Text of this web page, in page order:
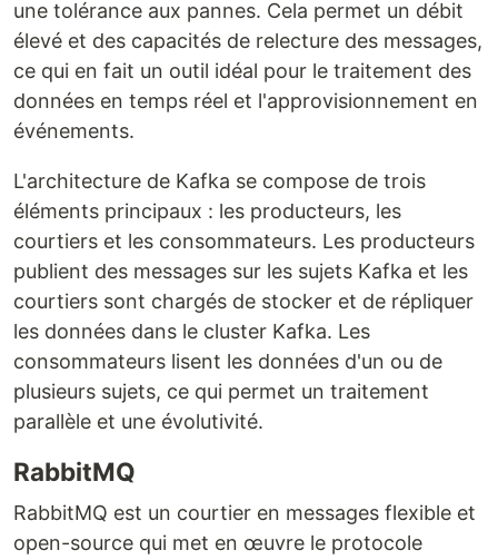
une tolérance aux pannes. Cela permet un débit
élevé et des capacités de relecture des messages,
ce qui en fait un outil idéal pour le traitement des
données en temps réel et l'approvisionnement en
événements.
L'architecture de Kafka se compose de trois
éléments principaux : les producteurs, les
courtiers et les consommateurs. Les producteurs
publient des messages sur les sujets Kafka et les
courtiers sont chargés de stocker et de répliquer
les données dans le cluster Kafka. Les
consommateurs lisent les données d'un ou de
plusieurs sujets, ce qui permet un traitement
parallèle et une évolutivité.
RabbitMQ
RabbitMQ est un courtier en messages flexible et
open-source qui met en œuvre le protocole